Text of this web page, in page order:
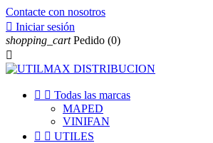
Contacte con nosotros
 Iniciar sesión
shopping_cart Pedido (0)

  Todas las marcas
MAPED
VINIFAN
  UTILES